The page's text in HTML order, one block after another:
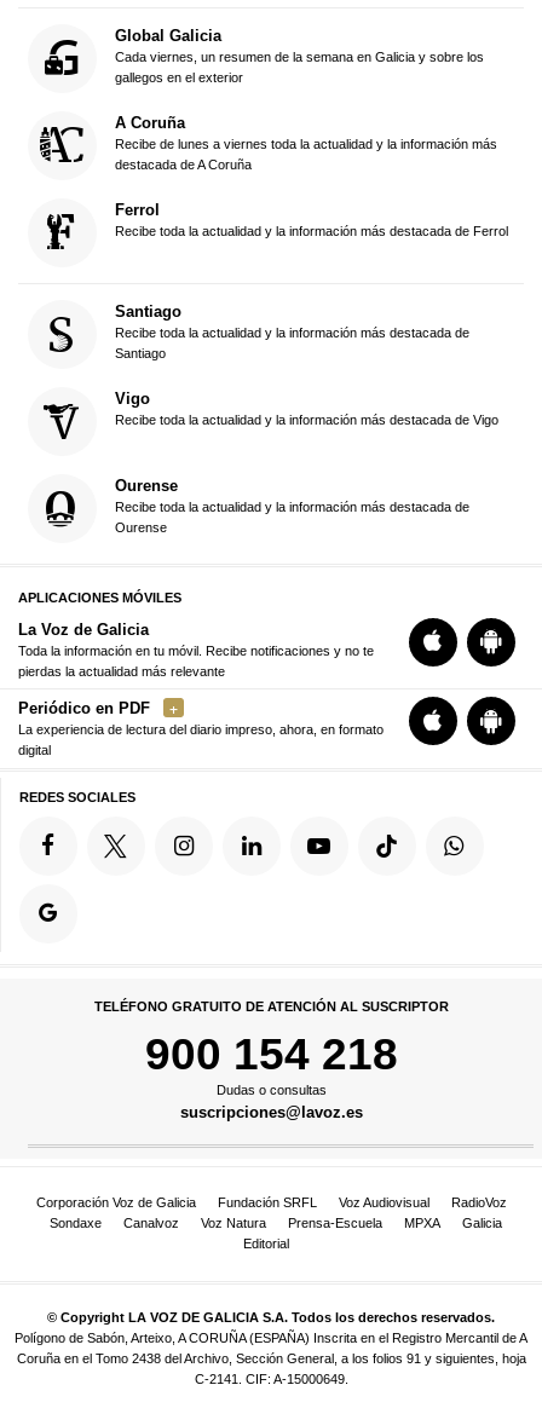
Global Galicia
Cada viernes, un resumen de la semana en Galicia y sobre los
gallegos en el exterior
A Coruña
Recibe de lunes a viernes toda la actualidad y la información más
destacada de A Coruña
Ferrol
Recibe toda la actualidad y la información más destacada de Ferrol
Santiago
Recibe toda la actualidad y la información más destacada de
Santiago
Vigo
Recibe toda la actualidad y la información más destacada de Vigo
Ourense
Recibe toda la actualidad y la información más destacada de
Ourense
APLICACIONES MÓVILES
La Voz de Galicia
Toda la información en tu móvil. Recibe notificaciones y no te
pierdas la actualidad más relevante
Periódico en PDF
La experiencia de lectura del diario impreso, ahora, en formato
digital
REDES SOCIALES
TELÉFONO GRATUITO DE ATENCIÓN AL SUSCRIPTOR
900 154 218
Dudas o consultas
suscripciones@lavoz.es
Corporación Voz de Galicia Fundación SRFL Voz Audiovisual
RadioVoz
Sondaxe
Canalvoz Voz Natura Prensa-Escuela MPXA
Galicia
Editorial
© Copyright LA VOZ DE GALICIA S.A. Todos los derechos reservados.
Polígono de Sabón, Arteixo, A CORUÑA (ESPAÑA) Inscrita en el Registro Mercantil de A
Coruña en el Tomo 2438 del Archivo, Sección General, a los folios 91 y siguientes, hoja
C-2141. CIF: A-15000649.